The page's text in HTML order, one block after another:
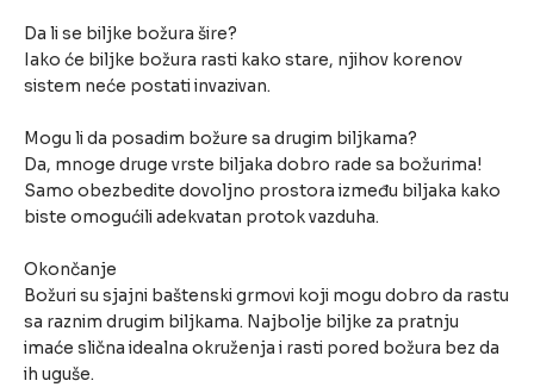
Da li se biljke božura šire?
Iako će biljke božura rasti kako stare, njihov korenov
sistem neće postati invazivan.
Mogu li da posadim božure sa drugim biljkama?
Da, mnoge druge vrste biljaka dobro rade sa božurima!
Samo obezbedite dovoljno prostora između biljaka kako
biste omogućili adekvatan protok vazduha.
Okončanje
Božuri su sjajni baštenski grmovi koji mogu dobro da rastu
sa raznim drugim biljkama. Najbolje biljke za pratnju
imaće slična idealna okruženja i rasti pored božura bez da
ih uguše.